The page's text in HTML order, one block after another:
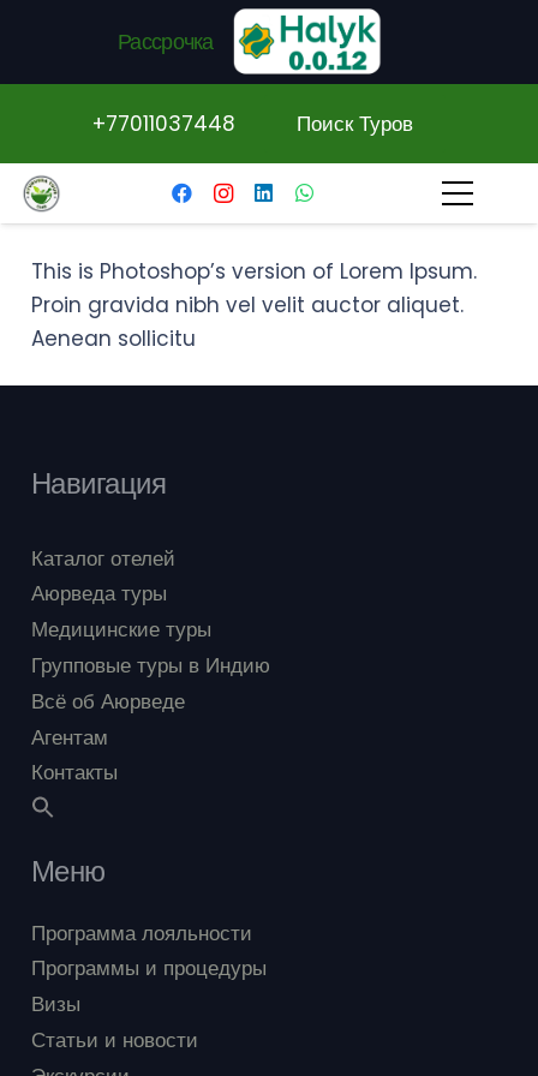
Рассрочка
+77011037448 Поиск Туров
This is Photoshop’s version of Lorem Ipsum.
Proin gravida nibh vel velit auctor aliquet.
Aenean sollicitu
Навигация
Каталог отелей
Аюрведа туры
Медицинские туры
Групповые туры в Индию
Всё об Аюрведе
Агентам
Контакты
Меню
Программа лояльности
Программы и процедуры
Визы
Статьи и новости